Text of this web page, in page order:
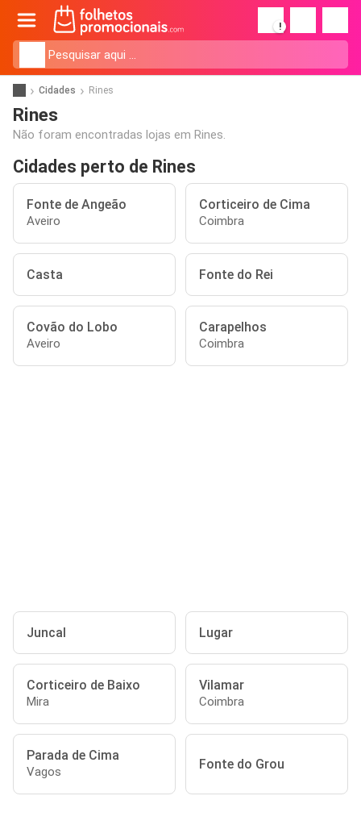
!
Cidades Rines
Rines
Não foram encontradas lojas em Rines.
Cidades perto de Rines
Fonte de Angeão
Aveiro
Corticeiro de Cima
Coimbra
Casta Fonte do Rei
Covão do Lobo
Aveiro
Carapelhos
Coimbra
Juncal Lugar
Corticeiro de Baixo
Mira
Vilamar
Coimbra
Parada de Cima
Vagos Fonte do Grou